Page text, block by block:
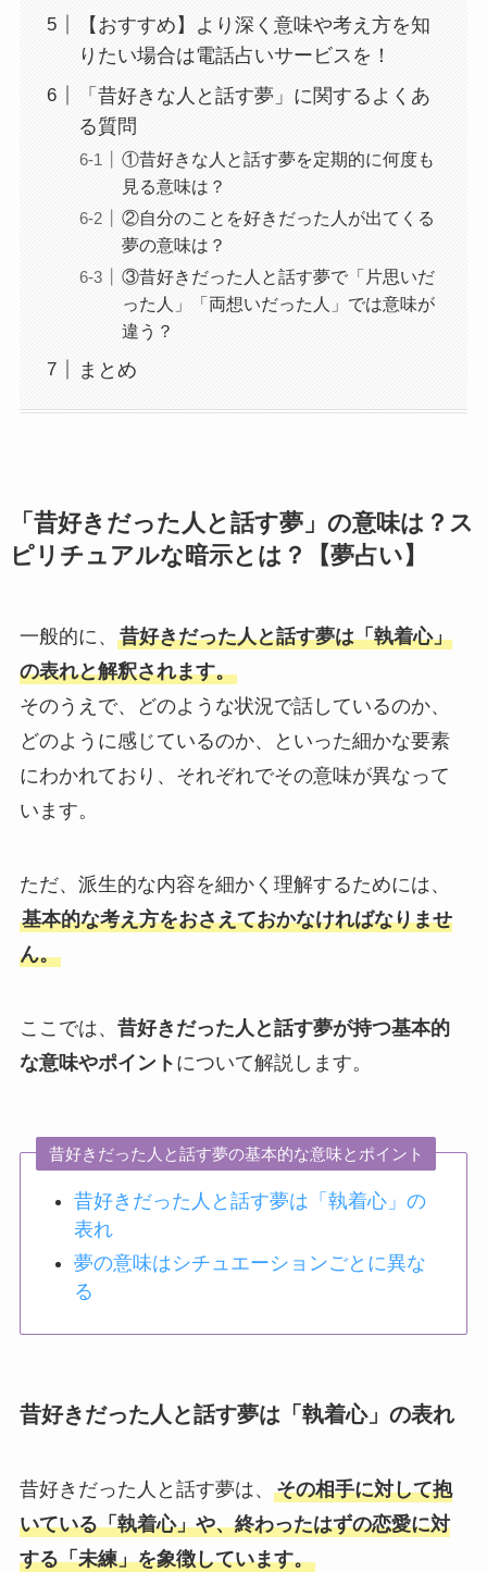
【おすすめ】より深く意味や考え方を知
りたい場合は電話占いサービスを！
「昔好きな人と話す夢」に関するよくあ
る質問
①昔好きな人と話す夢を定期的に何度も
見る意味は？
②自分のことを好きだった人が出てくる
夢の意味は？
③昔好きだった人と話す夢で「片思いだ
った人」「両想いだった人」では意味が
違う？
まとめ
「昔好きだった人と話す夢」の意味は？ス
ピリチュアルな暗示とは？【夢占い】
一般的に、 昔好きだった人と話す夢は「執着心」
の表れと解釈されます。
そのうえで、どのような状況で話しているのか、
どのように感じているのか、といった細かな要素
にわかれており、それぞれでその意味が異なって
います。
ただ、派生的な内容を細かく理解するためには、
基本的な考え方をおさえておかなければなりませ
ん。
ここでは、 昔好きだった人と話す夢が持つ基本的
な意味やポイント について解説します。
昔好きだった人と話す夢の基本的な意味とポイント
昔好きだった人と話す夢は「執着心」の
表れ
夢の意味はシチュエーションごとに異な
る
昔好きだった人と話す夢は「執着心」の表れ
昔好きだった人と話す夢は、 その相手に対して抱
いている「執着心」や、終わったはずの恋愛に対
する「未練」を象徴しています。